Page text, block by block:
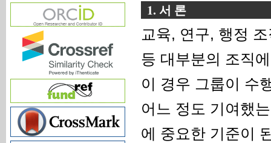
1. 서 론
교육, 연구, 행정
등 대부분의 조직
이 경우 그룹이 수
어느 정도 기여했
에 중요한 기준이